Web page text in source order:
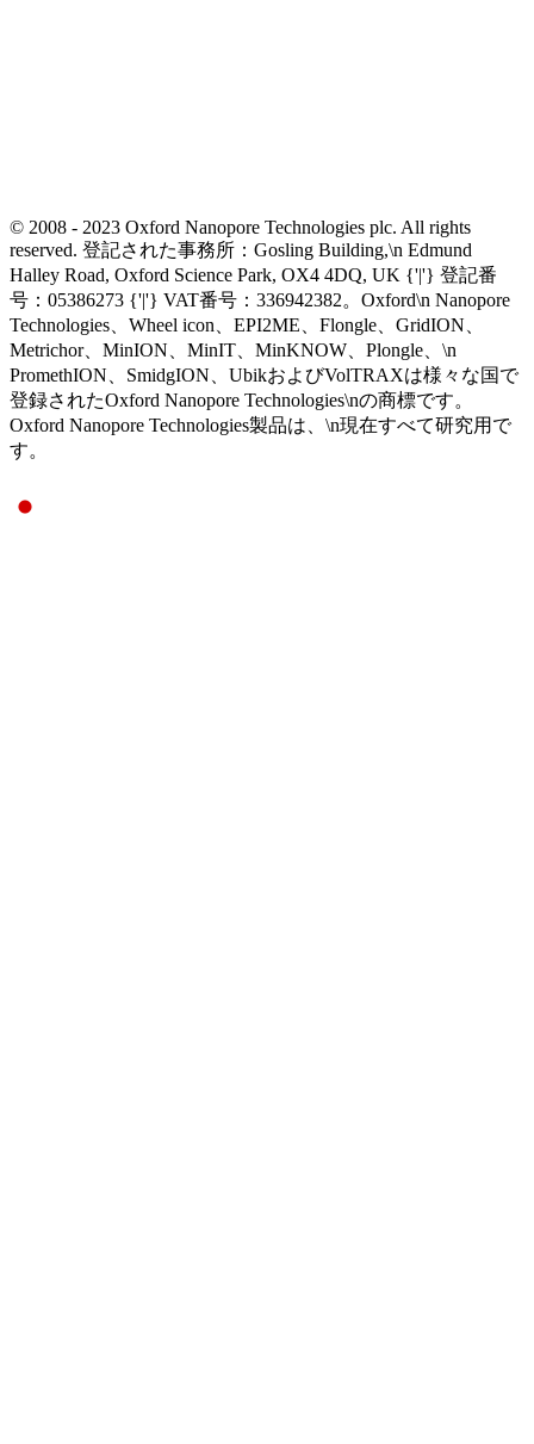
© 2008 - 2023 Oxford Nanopore Technologies plc. All rights
reserved. 登記された事務所：Gosling Building,\n Edmund
Halley Road, Oxford Science Park, OX4 4DQ, UK {'|'} 登記番
号：05386273 {'|'} VAT番号：336942382。Oxford\n Nanopore
Technologies、Wheel icon、EPI2ME、Flongle、GridION、
Metrichor、MinION、MinIT、MinKNOW、Plongle、\n
PromethION、SmidgION、UbikおよびVolTRAXは様々な国で
登録されたOxford Nanopore Technologies\nの商標です。
Oxford Nanopore Technologies製品は、\n現在すべて研究用で
す。